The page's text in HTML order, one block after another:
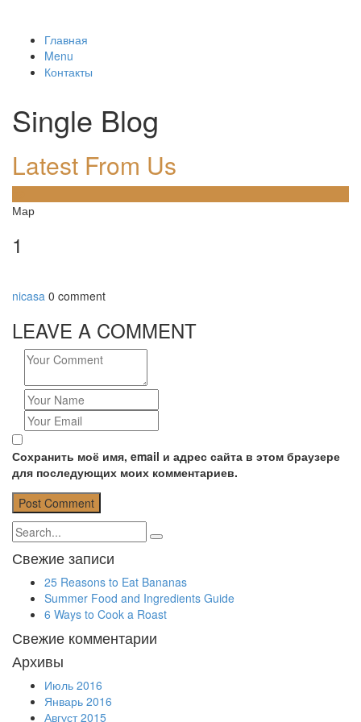
Главная
Menu
Контакты
Single Blog
Latest From Us
Мар
1
nicasa 0 comment
LEAVE A COMMENT
Сохранить моё имя, email и адрес сайта в этом браузере
для последующих моих комментариев.
Свежие записи
25 Reasons to Eat Bananas
Summer Food and Ingredients Guide
6 Ways to Cook a Roast
Свежие комментарии
Архивы
Июль 2016
Январь 2016
Август 2015